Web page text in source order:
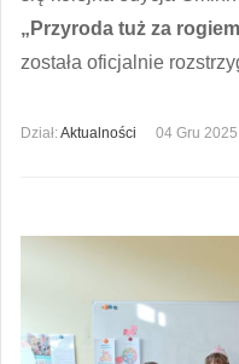
„Przyroda tuż za
została oficjalnie
Dział:Aktualności 04 Gru 2025